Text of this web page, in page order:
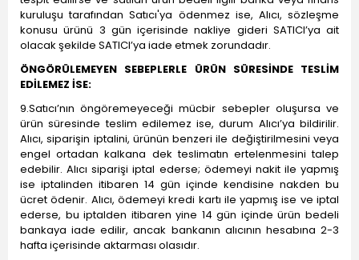
kuruluşu tarafından Satıcı'ya ödenmez ise, Alıcı, sözleşme
konusu ürünü 3 gün içerisinde nakliye gideri SATICI’ya ait
olacak şekilde SATICI’ya iade etmek zorundadır.
ÖNGÖRÜLEMEYEN SEBEPLERLE ÜRÜN SÜRESİNDE TESLİM
EDİLEMEZ İSE:
9.Satıcı’nın öngöremeyeceği mücbir sebepler oluşursa ve
ürün süresinde teslim edilemez ise, durum Alıcı’ya bildirilir.
Alıcı, siparişin iptalini, ürünün benzeri ile değiştirilmesini veya
engel ortadan kalkana dek teslimatın ertelenmesini talep
edebilir. Alıcı siparişi iptal ederse; ödemeyi nakit ile yapmış
ise iptalinden itibaren 14 gün içinde kendisine nakden bu
ücret ödenir. Alıcı, ödemeyi kredi kartı ile yapmış ise ve iptal
ederse, bu iptalden itibaren yine 14 gün içinde ürün bedeli
bankaya iade edilir, ancak bankanın alıcının hesabına 2-3
hafta içerisinde aktarması olasıdır.